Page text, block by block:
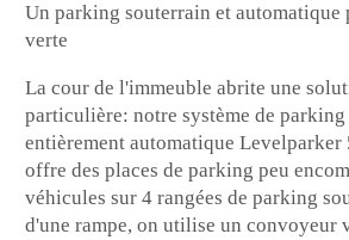
Un parking souterrain et automatique
verte
La cour de l'immeuble abrite une
particulière: notre système de
entièrement automatique Levelparker
offre des places de parking peu
véhicules sur 4 rangées de parking
d'une rampe, on utilise un convoyeur